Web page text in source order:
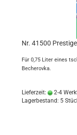
Nr. 41500
Für 0,75 Liter eines
Becherovka.
Lieferzeit:
2-4
Lagerbestand: 5